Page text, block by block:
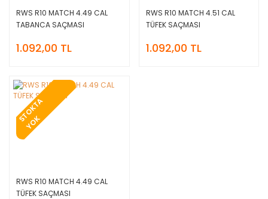
RWS R10 MATCH 4.49 CAL
TABANCA SAÇMASI
1.092,00 TL
RWS R10 MATCH 4.51 CAL
TÜFEK SAÇMASI
1.092,00 TL
S
T
O
K
T
A
Y
O
K
RWS R10 MATCH 4.49 CAL
TÜFEK SAÇMASI